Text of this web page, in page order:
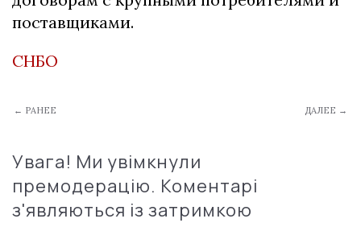
поставщиками.
СНБО
← РАНЕЕ ДАЛЕЕ →
Увага! Ми увімкнули
премодерацію. Коментарі
з'являються із затримкою